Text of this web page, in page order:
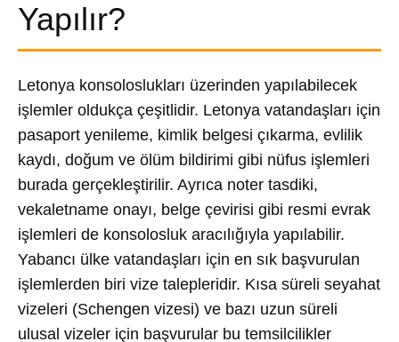
Yapılır?
Letonya konsoloslukları üzerinden yapılabilecek
işlemler oldukça çeşitlidir. Letonya vatandaşları için
pasaport yenileme, kimlik belgesi çıkarma, evlilik
kaydı, doğum ve ölüm bildirimi gibi nüfus işlemleri
burada gerçekleştirilir. Ayrıca noter tasdiki,
vekaletname onayı, belge çevirisi gibi resmi evrak
işlemleri de konsolosluk aracılığıyla yapılabilir.
Yabancı ülke vatandaşları için en sık başvurulan
işlemlerden biri vize talepleridir. Kısa süreli seyahat
vizeleri (Schengen vizesi) ve bazı uzun süreli
ulusal vizeler için başvurular bu temsilcilikler